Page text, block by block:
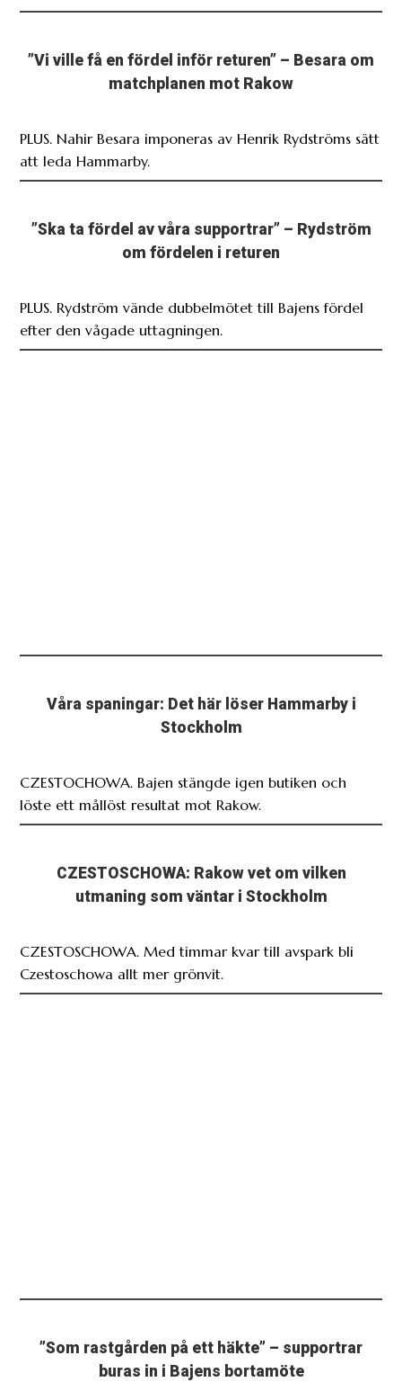
”Vi ville få en fördel inför returen” – Besara om
matchplanen mot Rakow
PLUS. Nahir Besara imponeras av Henrik Rydströms sätt
att leda Hammarby.
”Ska ta fördel av våra supportrar” – Rydström
om fördelen i returen
PLUS. Rydström vände dubbelmötet till Bajens fördel
efter den vågade uttagningen.
Våra spaningar: Det här löser Hammarby i
Stockholm
CZESTOCHOWA. Bajen stängde igen butiken och
löste ett mållöst resultat mot Rakow.
CZESTOSCHOWA: Rakow vet om vilken
utmaning som väntar i Stockholm
CZESTOSCHOWA. Med timmar kvar till avspark bli
Czestoschowa allt mer grönvit.
”Som rastgården på ett häkte” – supportrar
buras in i Bajens bortamöte